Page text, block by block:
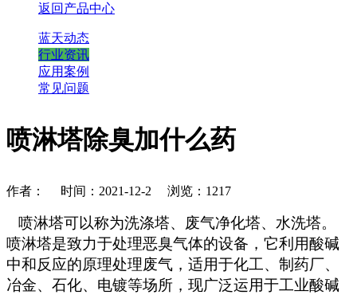
返回产品中心
蓝天动态
行业资讯
应用案例
常见问题
喷淋塔除臭加什么药
作者： 时间：2021-12-2 浏览： 1217
喷淋塔可以称为洗涤塔、废气净化塔、水洗塔。
喷淋塔是致力于处理恶臭气体的设备，它利用酸碱
中和反应的原理处理废气，适用于化工、制药厂、
冶金、石化、电镀等场所，现广泛运用于工业酸碱